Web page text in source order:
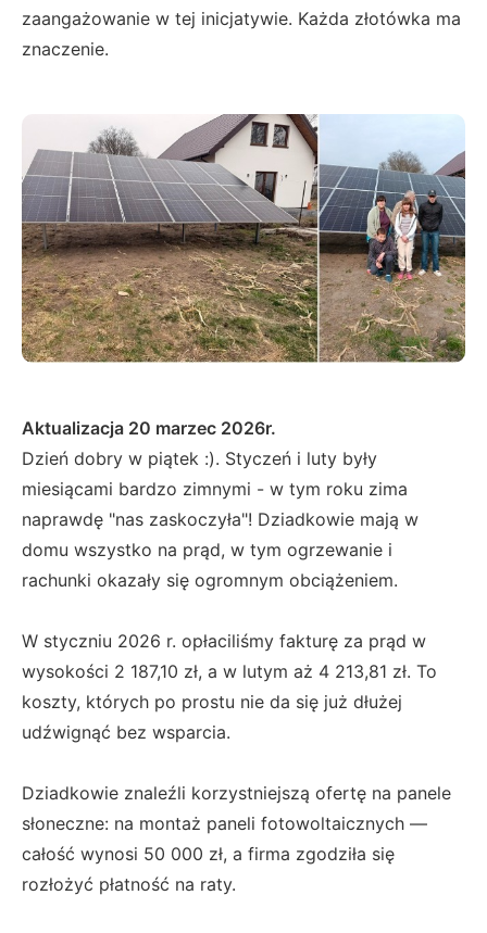
zaangażowanie w tej inicjatywie. Każda złotówka ma
znaczenie.
Aktualizacja 20 marzec 2026r.
Dzień dobry w piątek :). Styczeń i luty były
miesiącami bardzo zimnymi - w tym roku zima
naprawdę "nas zaskoczyła"! Dziadkowie mają w
domu wszystko na prąd, w tym ogrzewanie i
rachunki okazały się ogromnym obciążeniem.
W styczniu 2026 r. opłaciliśmy fakturę za prąd w
wysokości 2 187,10 zł, a w lutym aż 4 213,81 zł. To
koszty, których po prostu nie da się już dłużej
udźwignąć bez wsparcia.
Dziadkowie znaleźli korzystniejszą ofertę na panele
słoneczne: na montaż paneli fotowoltaicznych —
całość wynosi 50 000 zł, a firma zgodziła się
rozłożyć płatność na raty.